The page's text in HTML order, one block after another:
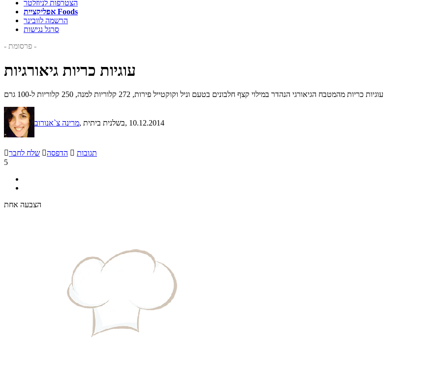
הצטרפות לניוזלטר
אפליקציית Foods
הרשמה לוובינר
סרגל נגישות
- פרסומת -
עוגיות כריות גיאורגיות
עוגיות כריות מהמטבח הגיאורגי הנהדר במילוי קצף חלבונים בטעם וניל וקוקטייל פירות, 272 קלוריות למנה, 250 קלוריות ל-100 גרם
מרינה צ`אנורוב , בשלנית ביתית, 10.12.2014
שלח לחבר הדפסה  תגובות
5
הצבעה אחת